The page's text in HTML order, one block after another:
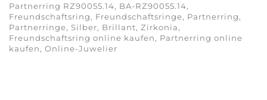
Partnerring RZ90055.14, BA-RZ90055.14,
Freundschaftsring, Freundschaftsringe, Partnerring,
Partnerringe, Silber, Brillant, Zirkonia,
Freundschaftsring online kaufen, Partnerring online
kaufen, Online-Juwelier